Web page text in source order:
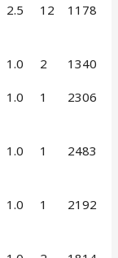
2.5 12 1178
1.0 2 1340
1.0 1 2306
1.0 1 2483
1.0 1 2192